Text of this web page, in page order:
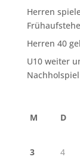
Herren
Herren 40
U10 weiter
Nachholspiel
M D
3
4